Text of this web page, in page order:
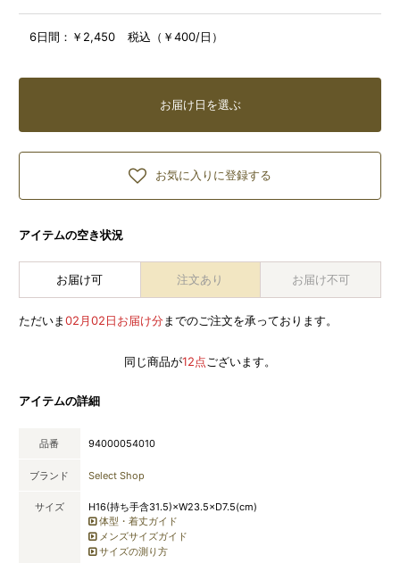
6日間： ￥2,450 税込（￥400/日）
お届け日を選ぶ
お気に入りに登録する
アイテムの空き状況
お届け可 注文あり お届け不可
ただいま02月02日お届け分までのご注文を承っております。
同じ商品が12点 ございます。
アイテムの詳細
品番 94000054010
ブランド Select Shop
サイズ
H16(持ち手含31.5)×W23.5×D7.5(cm)
体型・着丈ガイド
メンズサイズガイド
サイズの測り方